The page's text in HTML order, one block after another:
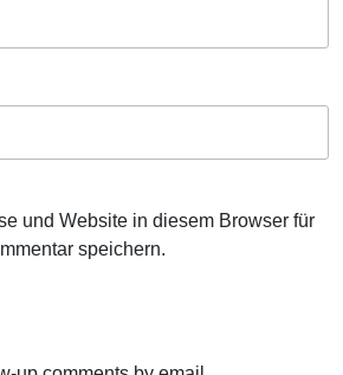
und Website in diesem Browser für
speichern.